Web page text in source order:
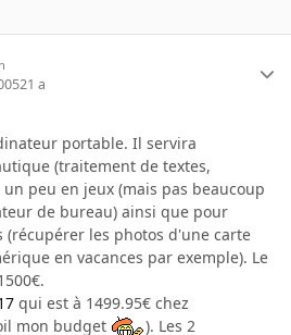
21 a
portable. Il servira
(traitement de textes,
peu en jeux (mais pas beaucoup
de bureau) ainsi que pour
(récupérer les photos d'une carte
en vacances par exemple). Le
qui est à 1499.95€ chez
mon budget
). Les 2